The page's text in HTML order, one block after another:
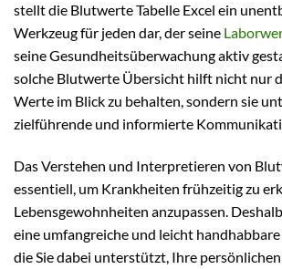
stellt die Blutwerte Tabelle Excel ein
Werkzeug für jeden dar, der seine
seine Gesundheitsüberwachung aktiv
solche Blutwerte Übersicht hilft nicht nur
Werte im Blick zu behalten, sondern sie
zielführende und informierte
Das Verstehen und Interpretieren von
essentiell, um Krankheiten frühzeitig zu
Lebensgewohnheiten anzupassen.
eine umfangreiche und leicht handhabbare
die Sie dabei unterstützt, Ihre